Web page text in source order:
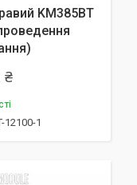
KM385BT
₴
12100-1